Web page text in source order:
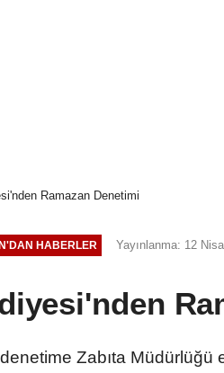
Ramazan Denetimi
HABERLER Yayınlanma: 12
Zabıta Müdürlüğü